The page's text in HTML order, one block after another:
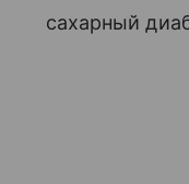
сахарный